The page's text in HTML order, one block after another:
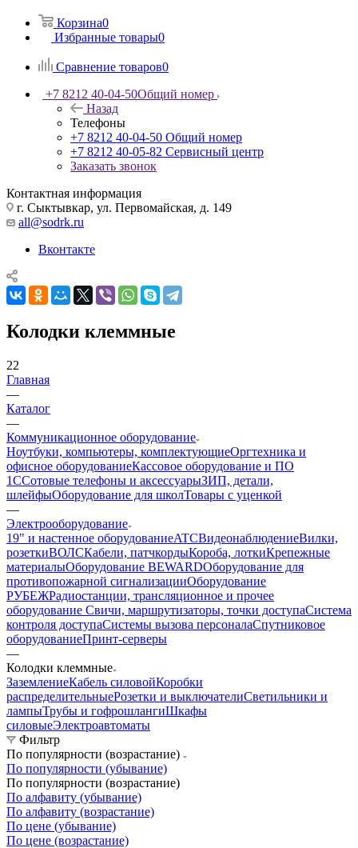
Корзина0
Избранные товары0
Сравнение товаров0
+7 8212 40-04-50Общий номер
Назад
Телефоны
+7 8212 40-04-50 Общий номер
+7 8212 40-05-82 Сервисный центр
Заказать звонок
Контактная информация
г. Сыктывкар, ул. Первомайская, д. 149
all@sodrk.ru
Вконтакте
Колодки клеммные
22
Главная
—
Каталог
—
Коммуникационное оборудование
Ноутбуки, компьютеры, комплектующиеОргтехника и
офисное оборудованиеКассовое оборудование и ПО
1ССотовые телефоны и аксессуарыЗИП, детали,
шлейфыОборудование для школТовары с уценкой
—
Электрооборудование
19" и настенное оборудованиеATCВидеонаблюдениеВилки,
розеткиВОЛСКабели, патчкордыКороба, лоткиКрепежные
материалыОборудование BEWARDОборудование для
противопожарной сигнализацииОборудование
РУБЕЖРадиостанции, трансляционное и прочее
оборудование Свичи, маршрутизаторы, точки доступаСистема
контроля доступаСистемы вызова персоналаСпутниковое
оборудованиеПринт-серверы
—
Колодки клеммные
ЗаземлениеКабель силовойКоробки
распределительныеРозетки и выключателиСветильники и
лампыТрубы и гофрошлангиШкафы
силовыеЭлектроавтоматы
Фильтр
По популярности (возрастание)
По популярности (убывание)
По популярности (возрастание)
По алфавиту (убывание)
По алфавиту (возрастание)
По цене (убывание)
По цене (возрастание)